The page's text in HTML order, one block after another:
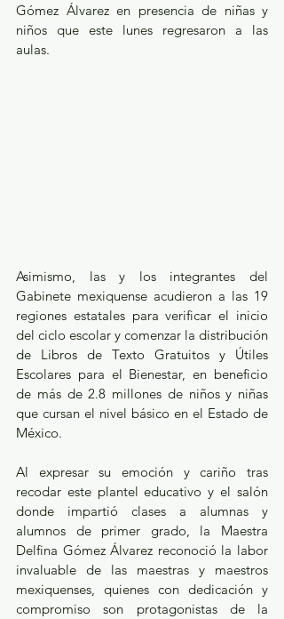
Gómez Álvarez en presencia de niñas y
niños que este lunes regresaron a las
aulas.
Asimismo, las y los integrantes del
Gabinete mexiquense acudieron a las 19
regiones estatales para verificar el inicio
del ciclo escolar y comenzar la distribución
de Libros de Texto Gratuitos y Útiles
Escolares para el Bienestar, en beneficio
de más de 2.8 millones de niños y niñas
que cursan el nivel básico en el Estado de
México.
Al expresar su emoción y cariño tras
recodar este plantel educativo y el salón
donde impartió clases a alumnas y
alumnos de primer grado, la Maestra
Delfina Gómez Álvarez reconoció la labor
invaluable de las maestras y maestros
mexiquenses, quienes con dedicación y
compromiso son protagonistas de la